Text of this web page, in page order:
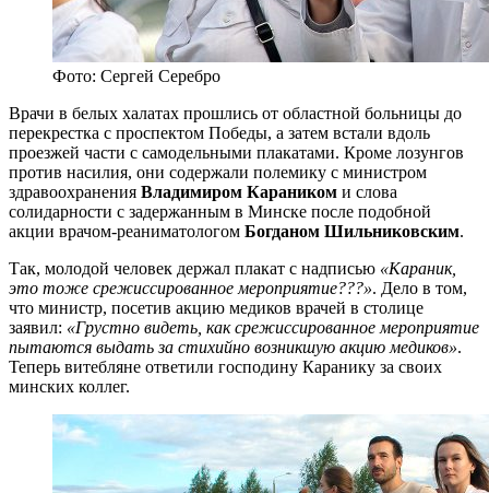
Фото: Сергей Серебро
Врачи в белых халатах прошлись от областной больницы до
перекрестка с проспектом Победы, а затем встали вдоль
проезжей части с самодельными плакатами. Кроме лозунгов
против насилия, они содержали полемику с министром
здравоохранения Владимиром Караником и слова
солидарности с задержанным в Минске после подобной
акции врачом-реаниматологом Богданом Шильниковским.
Так, молодой человек держал плакат с надписью «Караник,
это тоже срежиссированное мероприятие???». Дело в том,
что министр, посетив акцию медиков врачей в столице
заявил: «Грустно видеть, как срежиссированное мероприятие
пытаются выдать за стихийно возникшую акцию медиков».
Теперь витебляне ответили господину Каранику за своих
минских коллег.